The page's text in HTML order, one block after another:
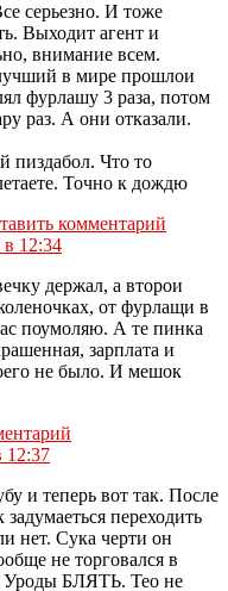
серьезно. И тоже
Выходит агент и
внимание всем.
в мире прошлои
фурлашу 3 раза, потом
раз. А они отказали.
пиздабол. Что то
Точно к дождю
комментарий
в 12:34
держал, а второи
от фурлащи в
поумоляю. А те пинка
зарплата и
не было. И мешок
12:37
и теперь вот так. После
переходить
нет. Сука черти он
не торговался в
Уроды БЛЯТЬ. Тео не